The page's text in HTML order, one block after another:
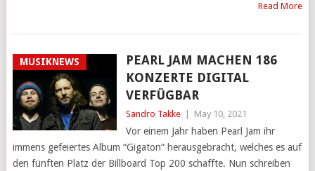
Read More
MUSIKNEWS
PEARL JAM MACHEN 186
KONZERTE DIGITAL
VERFÜGBAR
Sandro Takke May 10, 2021
Vor einem Jahr haben Pearl Jam ihr
immens gefeiertes Album “Gigaton“ herausgebracht, welches es auf
den fünften Platz der Billboard Top 200 schaffte. Nun schreiben